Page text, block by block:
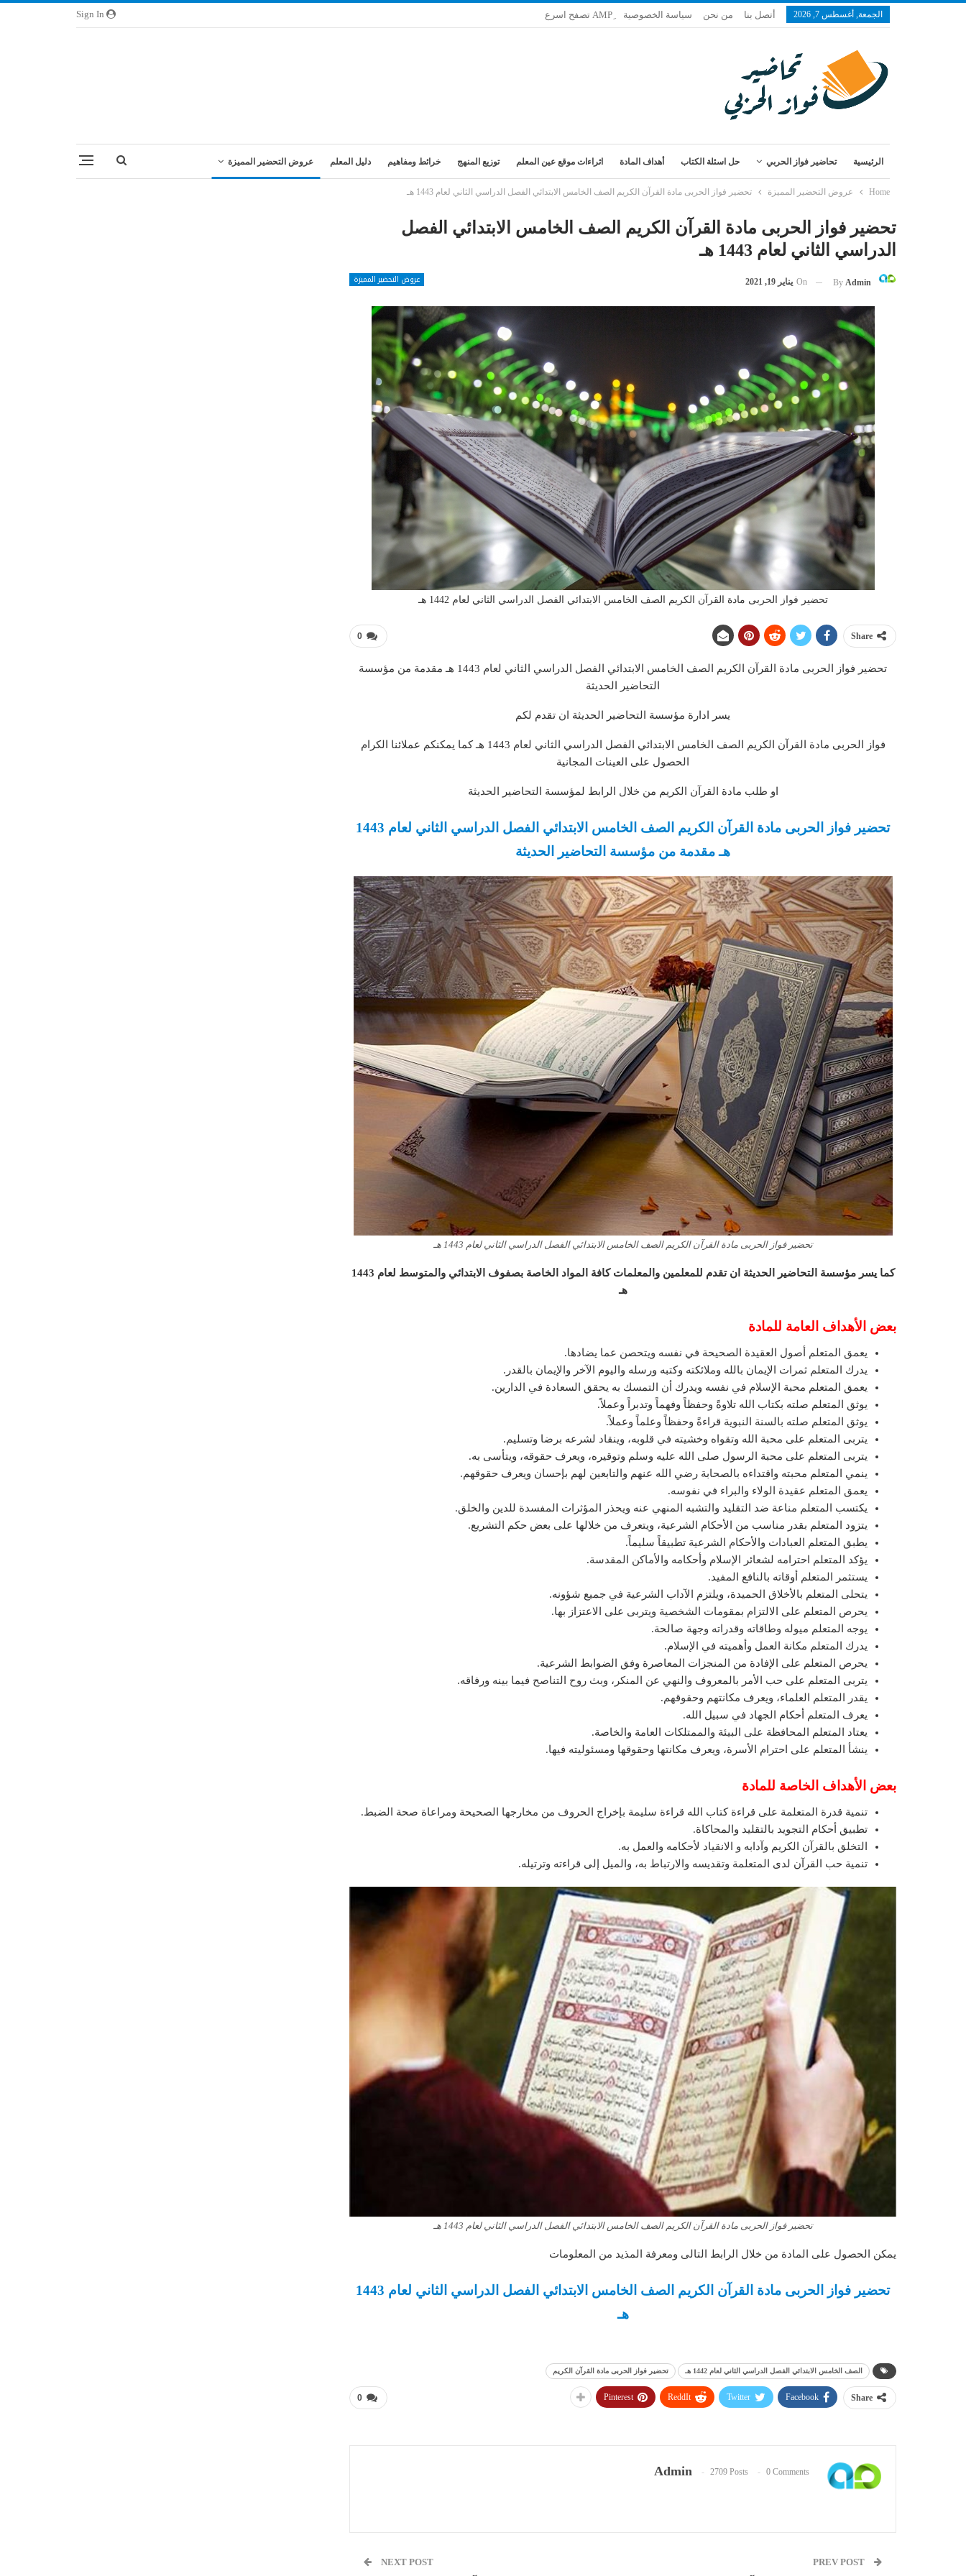
الجمعة, أغسطس 7, 2026 أتصل بنا من نحن سياسة الخصوصية
الرئيسية تحاضير فواز الحربي حل اسئلة الكتاب أهداف المادة اثراءات موقع عين المعلم توزيع المنهج خرائط ومفاهيم دليل المعلم عروض التحضير المميزة
Home عروض التحضير المميزة تحضير فواز الحربى مادة القرآن الكريم الصف الخامس الابتدائي الفصل الدراسي الثاني لعام 1443 هـ
تحضير فواز الحربى مادة القرآن الكريم الصف الخامس الابتدائي الفصل
الدراسي الثاني لعام 1443 هـ
عروض التحضير المميزة By Admin
On يناير 19, 2021
تحضير فواز الحربى مادة القرآن الكريم الصف الخامس الابتدائي الفصل الدراسي الثاني لعام 1442 هـ
0 Share
تحضير فواز الحربى مادة القرآن الكريم الصف الخامس الابتدائي الفصل الدراسي الثاني لعام 1443 هـ مقدمة من مؤسسة
التحاضير الحديثة
يسر ادارة مؤسسة التحاضير الحديثة ان تقدم لكم
فواز الحربى مادة القرآن الكريم الصف الخامس الابتدائي الفصل الدراسي الثاني لعام 1443 هـ كما يمكنكم عملائنا الكرام
الحصول على العينات المجانية
او طلب مادة القرآن الكريم من خلال الرابط لمؤسسة التحاضير الحديثة
تحضير فواز الحربى مادة القرآن الكريم الصف الخامس الابتدائي الفصل الدراسي الثاني لعام 1443
هـ مقدمة من مؤسسة التحاضير الحديثة
تحضير فواز الحربى مادة القرآن الكريم الصف الخامس الابتدائي الفصل الدراسي الثاني لعام 1443 هـ
كما يسر مؤسسة التحاضير الحديثة ان تقدم للمعلمين والمعلمات كافة المواد الخاصة بصفوف الابتدائي والمتوسط لعام 1443
هـ
بعض الأهداف العامة للمادة
يعمق المتعلم أصول العقيدة الصحيحة في نفسه ويتحصن عما يضادها.
يدرك المتعلم ثمرات الإيمان بالله وملائكته وكتبه ورسله واليوم الآخر والإيمان بالقدر.
يعمق المتعلم محبة الإسلام في نفسه ويدرك أن التمسك به يحقق السعادة في الدارين.
يوثق المتعلم صلته بكتاب الله تلاوةً وحفظاً وفهماً وتدبراً وعملاً.
يوثق المتعلم صلته بالسنة النبوية قراءةً وحفظاً وعلماً وعملاً.
يتربى المتعلم على محبة الله وتقواه وخشيته في قلوبه، وينقاد لشرعه برضا وتسليم.
يتربى المتعلم على محبة الرسول صلى الله عليه وسلم وتوقيره، ويعرف حقوقه، ويتأسى به.
ينمي المتعلم محبته واقتداءه بالصحابة رضي الله عنهم والتابعين لهم بإحسان ويعرف حقوقهم.
يعمق المتعلم عقيدة الولاء والبراء في نفوسه.
يكتسب المتعلم مناعة ضد التقليد والتشبه المنهي عنه ويحذر المؤثرات المفسدة للدين والخلق.
يتزود المتعلم بقدر مناسب من الأحكام الشرعية، ويتعرف من خلالها على بعض حكم التشريع.
يطبق المتعلم العبادات والأحكام الشرعية تطبيقاً سليماً.
يؤكد المتعلم احترامه لشعائر الإسلام وأحكامه والأماكن المقدسة.
يستثمر المتعلم أوقاته بالنافع المفيد.
يتحلى المتعلم بالأخلاق الحميدة، ويلتزم الآداب الشرعية في جميع شؤونه.
يحرص المتعلم على الالتزام بمقومات الشخصية ويتربى على الاعتزاز بها.
يوجه المتعلم ميوله وطاقاته وقدراته وجهة صالحة.
يدرك المتعلم مكانة العمل وأهميته في الإسلام.
يحرص المتعلم على الإفادة من المنجزات المعاصرة وفق الضوابط الشرعية.
يتربى المتعلم على حب الأمر بالمعروف والنهي عن المنكر، وبث روح التناصح فيما بينه ورفاقه.
يقدر المتعلم العلماء، ويعرف مكانتهم وحقوقهم.
يعرف المتعلم أحكام الجهاد في سبيل الله.
يعتاد المتعلم المحافظة على البيئة والممتلكات العامة والخاصة.
ينشأ المتعلم على احترام الأسرة، ويعرف مكانتها وحقوقها ومسئوليته فيها.
بعض الأهداف الخاصة للمادة
تنمية قدرة المتعلمة على قراءة كتاب الله قراءة سليمة بإخراج الحروف من مخارجها الصحيحة ومراعاة صحة الضبط.
تطبيق أحكام التجويد بالتقليد والمحاكاة.
التخلق بالقرآن الكريم وآدابه و الانقياد لأحكامه والعمل به.
تنمية حب القرآن لدى المتعلمة وتقديسه والارتباط به، والميل إلى قراءته وترتيله.
تحضير فواز الحربى مادة القرآن الكريم الصف الخامس الابتدائي الفصل الدراسي الثاني لعام 1443 هـ
يمكن الحصول على المادة من خلال الرابط التالى ومعرفة المذيد من المعلومات
تحضير فواز الحربى مادة القرآن الكريم الصف الخامس الابتدائي الفصل الدراسي الثاني لعام 1443
هـ
الصف الخامس الابتدائي الفصل الدراسي الثاني لعام 1442 هـ تحضير فواز الحربى مادة القرآن الكريم
0 Share
Facebook
Twitter
ReddIt
Pinterest
Admin 2709 Posts 0 Comments
NEXT POST